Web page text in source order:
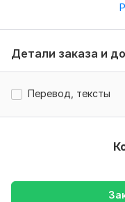
Чтобы я выполнил ваш
нужно вставить
и развлечения,
Язык перевода:
с Английского на
Детали заказа и
Перевод, тексты